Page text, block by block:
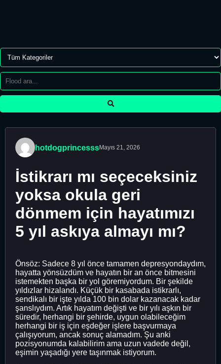
hotdogprincesssMayıs 21, 2026
İstikrarı mı seçeceksiniz
yoksa okula geri
dönmem için hayatımızı
5 yıl askıya almayı mı?
Önsöz: Sadece 8 yıl önce tamamen depresyondaydım,
hayatta yönsüzdüm ve hayatın bir an önce bitmesini
istemekten başka bir yol göremiyordum. Bir şekilde
yıldızlar hizalandı. Küçük bir kasabada istikrarlı,
sendikalı bir işte yılda 100 bin dolar kazanacak kadar
şanslıydım. Artık hayatım değişti ve bir yılı aşkın bir
süredir, herhangi bir şehirde, uygun olabileceğim
herhangi bir iş için eşdeğer işlere başvurmaya
çalışıyorum, ancak sonuç alamadım. Şu anki
pozisyonumda kalabilirim ama uzun vadede değil,
eşimin yaşadığı yere taşınmak istiyorum.